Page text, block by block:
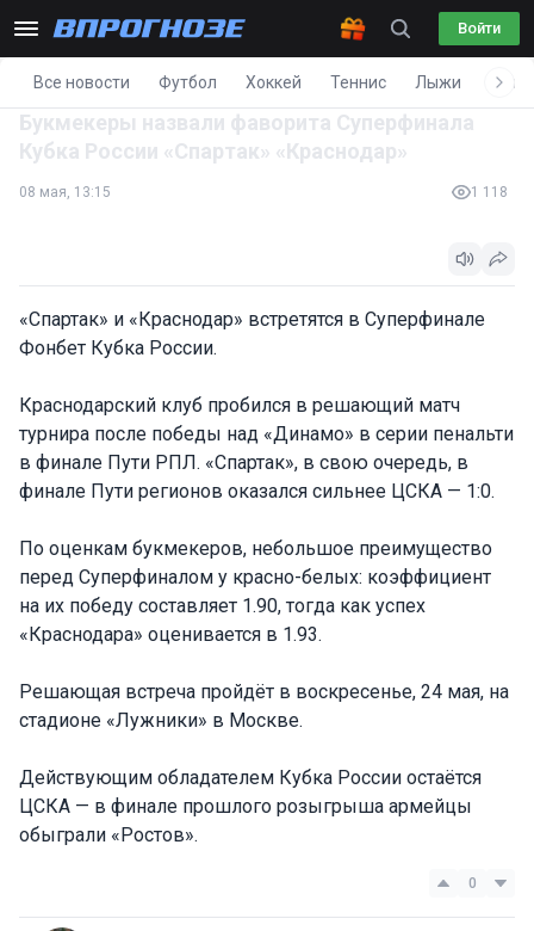
Войти
Все новости Футбол Хоккей Теннис Лыжи
Букмекеры назвали фаворита Суперфинала
Кубка России «Спартак» «Краснодар»
08 мая, 13:15 1 118
«Спартак» и «Краснодар» встретятся в Суперфинале
Фонбет Кубка России.
Краснодарский клуб пробился в решающий матч
турнира после победы над «Динамо» в серии пенальти
в финале Пути РПЛ. «Спартак», в свою очередь, в
финале Пути регионов оказался сильнее ЦСКА — 1:0.
По оценкам букмекеров, небольшое преимущество
перед Суперфиналом у красно-белых: коэффициент
на их победу составляет 1.90, тогда как успех
«Краснодара» оценивается в 1.93.
Решающая встреча пройдёт в воскресенье, 24 мая, на
стадионе «Лужники» в Москве.
Действующим обладателем Кубка России остаётся
ЦСКА — в финале прошлого розыгрыша армейцы
обыграли «Ростов».
0